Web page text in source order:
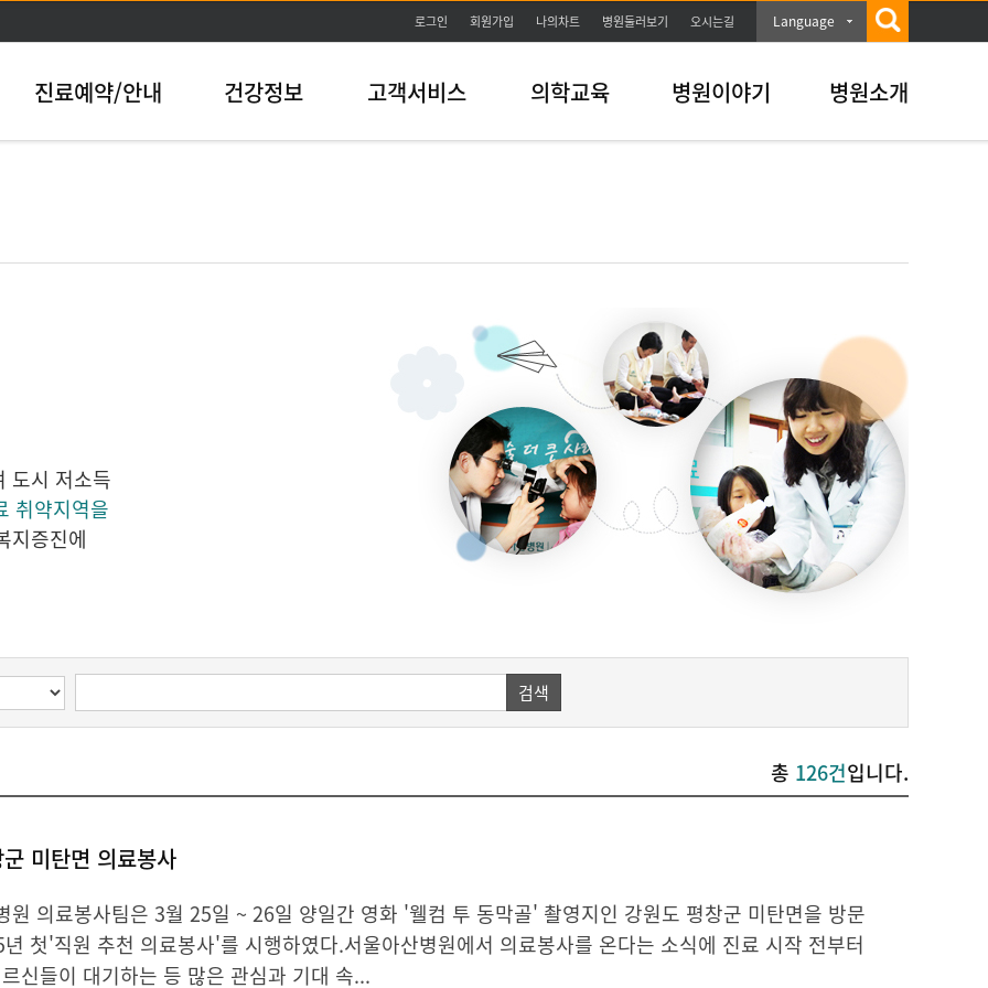
본문바로가기
로그인 회원가입 나의차트 병원둘러보기 오시는길 Language
진료예약/안내 건강정보 고객서비스 의학교육 병원이야기 병원소개
도시 저소득
취약지역을
지증진에
검색
총 126건입니다.
미탄면 의료봉사
원 의료봉사팀은 3월 25일 ~ 26일 양일간 영화 '웰컴 투 동막골' 촬영지인 강원도 평창군 미탄면을 방문
첫'직원 추천 의료봉사'를 시행하였다.서울아산병원에서 의료봉사를 온다는 소식에 진료 시작 전부터
신들이 대기하는 등 많은 관심과 기대 속...